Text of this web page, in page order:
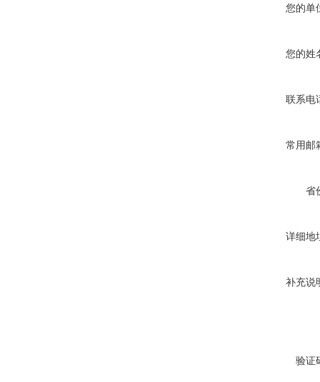
您的单
您的姓
联系电
常用邮
省
详细地
补充说
验证